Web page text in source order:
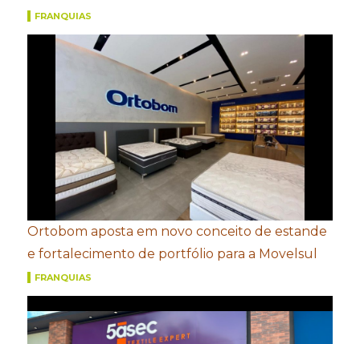
FRANQUIAS
Ortobom aposta em novo conceito de estande
e fortalecimento de portfólio para a Movelsul
FRANQUIAS